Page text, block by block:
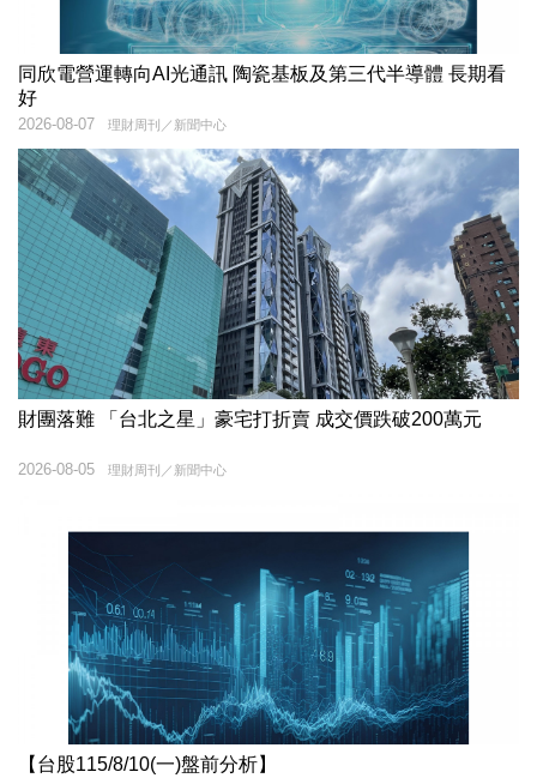
同欣電營運轉向AI光通訊 陶瓷基板及第三代半導體 長期看
好
理財周刊／新聞中心
2026-08-07
財團落難 「台北之星」豪宅打折賣 成交價跌破200萬元
理財周刊／新聞中心
2026-08-05
【台股115/8/10(一)盤前分析】